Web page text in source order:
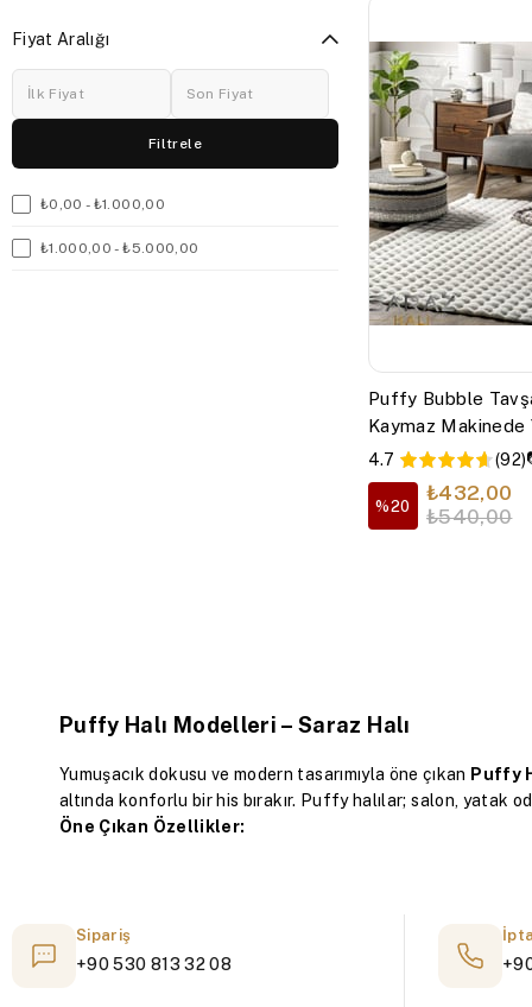
Fiyat Aralığı
Filtrele
₺0,00 - ₺1.000,00
₺1.000,00 - ₺5.000,00
Puffy Bubble
Kaymaz Makinede
Salon Koridor
Krem
4.7 (92)
%20
₺432,00
₺540,00
Puffy Halı Modelleri – Saraz Halı
Yumuşacık dokusu ve modern tasarımıyla öne çıkan Puffy
altında konforlu bir his bırakır. Puffy halılar; salon, yatak
Öne Çıkan Özellikler:
Kolay Temizlik:
Makinede yıkanabilir, leke tutmaz ve pratik
Güvenli Kullanım:Kaymaz taban ile sağlam zemin tutuşu
Sipariş
+90 530 813 32 08